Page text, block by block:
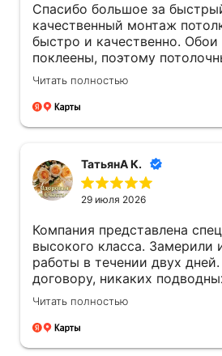
Спасибо большое за
качественный монтаж
быстро и качественно. Обои
поклеены, поэтому
устанавливали, мастер
их монтировать со всеми
нюансами.
Читать полностью
ТатьянА К.
29 июля 2026
Компания представлена
высокого класса. Замерили
работы в течении двух
договору, никаких
Все объяснили на словах.
работа сделана аккуратно.
Читать полностью